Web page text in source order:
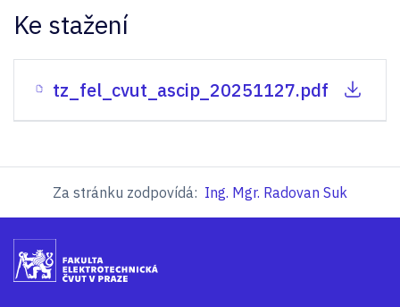
Ke stažení
tz_fel_cvut_ascip_20251127.pdf
Za stránku zodpovídá: Ing. Mgr. Radovan Suk